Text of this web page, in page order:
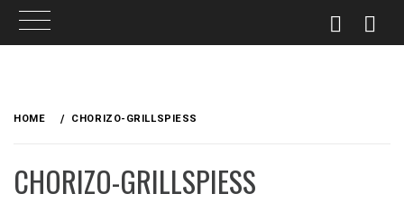
HOME CHORIZO-GRILLSPIESS
CHORIZO-GRILLSPIESS